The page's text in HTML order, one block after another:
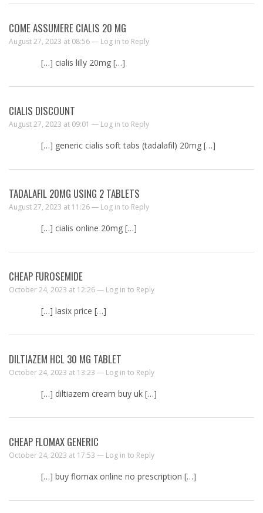
COME ASSUMERE CIALIS 20 MG
August 27, 2023 at 08:56 — Log in to Reply
[…] cialis lilly 20mg […]
CIALIS DISCOUNT
August 27, 2023 at 09:01 — Log in to Reply
[…] generic cialis soft tabs (tadalafil) 20mg […]
TADALAFIL 20MG USING 2 TABLETS
August 27, 2023 at 11:26 — Log in to Reply
[…] cialis online 20mg […]
CHEAP FUROSEMIDE
October 24, 2023 at 12:26 — Log in to Reply
[…] lasix price […]
DILTIAZEM HCL 30 MG TABLET
October 24, 2023 at 13:23 — Log in to Reply
[…] diltiazem cream buy uk […]
CHEAP FLOMAX GENERIC
October 24, 2023 at 17:53 — Log in to Reply
[…] buy flomax online no prescription […]